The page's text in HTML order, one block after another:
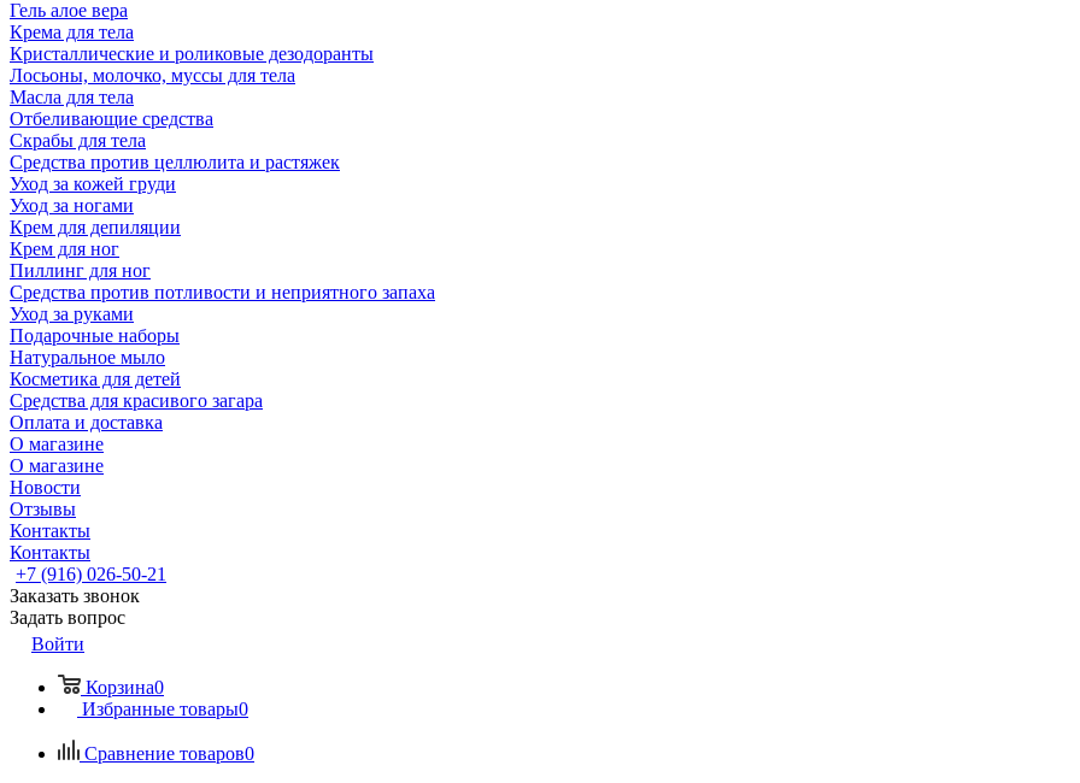
Гель алое вера
Крема для тела
Кристаллические и роликовые дезодоранты
Лосьоны, молочко, муссы для тела
Масла для тела
Отбеливающие средства
Скрабы для тела
Средства против целлюлита и растяжек
Уход за кожей груди
Уход за ногами
Крем для депиляции
Крем для ног
Пиллинг для ног
Средства против потливости и неприятного запаха
Уход за руками
Подарочные наборы
Натуральное мыло
Косметика для детей
Средства для красивого загара
Оплата и доставка
О магазине
О магазине
Новости
Отзывы
Контакты
Контакты
+7 (916) 026-50-21
Заказать звонок
Задать вопрос
Войти
Корзина0
Избранные товары0
Сравнение товаров0